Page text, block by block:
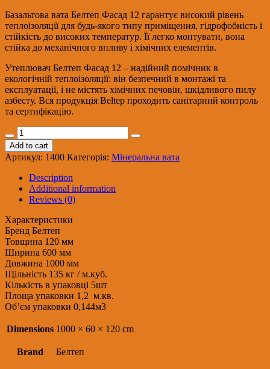
Базальтова вата Белтеп Фасад 12 гарантує високий рівень
теплоізоляції для будь-якого типу приміщення, гідрофобність і
стійкість до високих температур. Її легко монтувати, вона
стійка до механічного впливу і хімічних елементів.
Утеплювач Белтеп Фасад 12 – надійний помічник в
екологічній теплоізоляції: він безпечний в монтажі та
експлуатації, і не містять хімічних печовін, шкідливого пилу
азбесту. Вся продукція Beltep проходить санітарний контроль
та сертифікацію.
Плити
теплоізоляційні
БЕЛТЕП
ФАСАД
12
(щільність
135,
розмір
1000х600х120
мм)
1,2м2;
0,144м3
quantity
Add to cart
Артикул: 1400 Категорія: Мінеральна вата
Description
Additional information
Reviews (0)
Характеристики
Бренд Белтеп
Товщина 120 мм
Ширина 600 мм
Довжина 1000 мм
Щільність 135 кг / м.куб.
Кількість в упаковці 5шт
Площа упаковки 1,2 м.кв.
Об’єм упаковки 0,144м3
Dimensions 1000 × 60 × 120 cm
Brand Белтеп